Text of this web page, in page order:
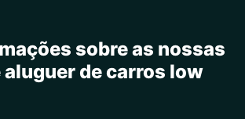
sobre as nossas
aluguer de carros low